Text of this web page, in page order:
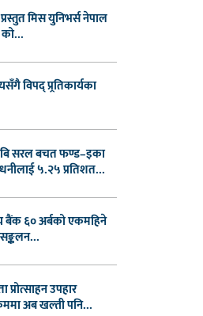
मिस युनिभर्स नेपाल
विपद् प्र्रतिकार्यका
सरल बचत फण्ड–इका
५.२५ प्रतिशत...
बैंक ६० अर्बको एकमहिने
प्रोत्साहन उपहार
अब खल्ती पनि...